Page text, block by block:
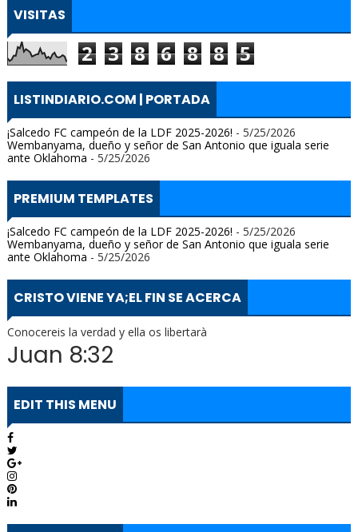
VISITAS
2 3 8 6 8 8 5
LISTINDIARIO.COM | PORTADA
¡Salcedo FC campeón de la LDF 2025-2026! - 5/25/2026
Wembanyama, dueño y señor de San Antonio que iguala serie
ante Oklahoma - 5/25/2026
PREMIUM TEMPLATES
¡Salcedo FC campeón de la LDF 2025-2026! - 5/25/2026
Wembanyama, dueño y señor de San Antonio que iguala serie
ante Oklahoma - 5/25/2026
CRISTO VIENE YA;EL FIN SE ACERCA
Conocereis la verdad y ella os libertarà
Juan 8:32
EDIT THIS MENU